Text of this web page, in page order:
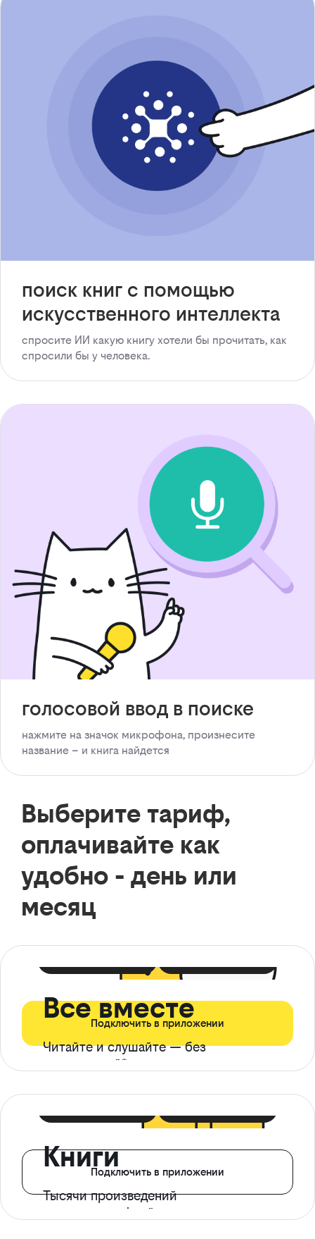
поиск книг с помощью
искусственного интеллекта
спросите ИИ какую книгу хотели бы прочитать, как
спросили бы у человека.
голосовой ввод в поиске
нажмите на значок микрофона, произнесите
название – и книга найдется
Выберите тариф,
оплачивайте как
удобно - день или
месяц
Все вместе
Читайте и слушайте — без
ограничений*
Подключить в приложении
Книги
Тысячи произведений
с доступом офлайн
Подключить в приложении